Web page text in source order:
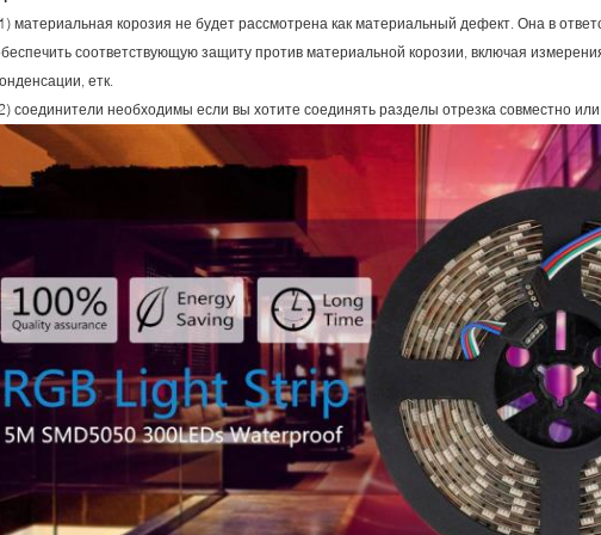
материальная корозия не будет рассмотрена как материальный дефект. Она в
соответствующую защиту против материальной корозии, включая
етк.
соединители необходимы если вы хотите соединять разделы отрезка совместно